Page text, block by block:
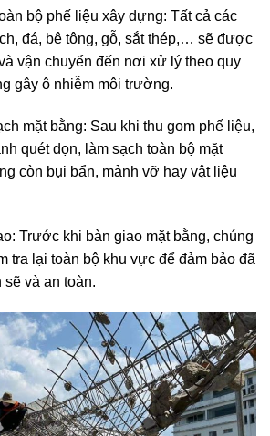
bộ phế liệu xây dựng: Tất cả các
đá, bê tông, gỗ, sắt thép,… sẽ được
vận chuyển đến nơi xử lý theo quy
gây ô nhiễm môi trường.
mặt bằng: Sau khi thu gom phế liệu,
quét dọn, làm sạch toàn bộ mặt
còn bụi bẩn, mảnh vỡ hay vật liệu
Trước khi bàn giao mặt bằng, chúng
tra lại toàn bộ khu vực để đảm bảo đã
và an toàn.